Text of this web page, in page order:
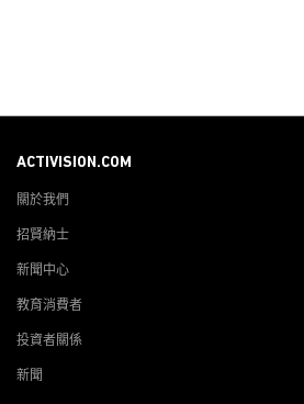
ACTIVISION.COM
關於我們
招賢納士
新聞中心
教育消費者
投資者關係
新聞